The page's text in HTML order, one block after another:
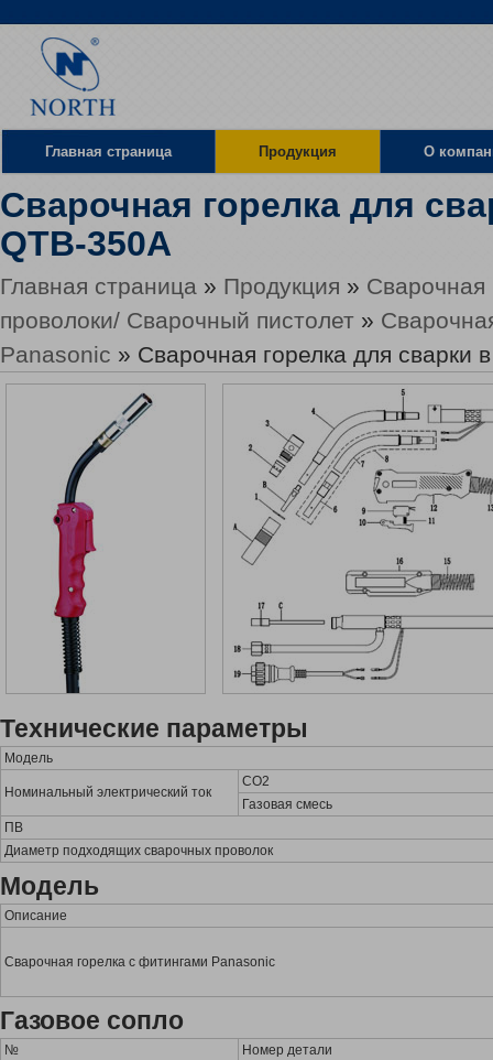
Главная страница Продукция О
Местоположение
Сварочная горелка для
QTB-350A
Главная страница » Продукция » Сварочная
проволоки/ Сварочный пистолет »
Panasonic » Сварочная горелка для сварки
Технические параметры
Модель
Номинальный электрический ток
CO2
Газовая смесь
ПВ
Диаметр подходящих сварочных проволок
Модель
Описание
Сварочная горелка с фитингами Panasonic
Газовое сопло
№ Номер детали